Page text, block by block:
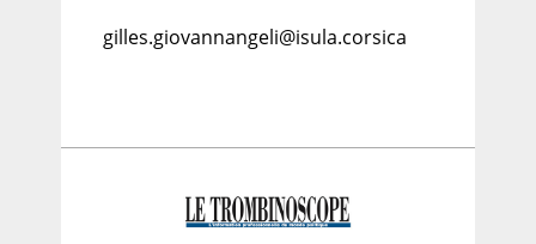
gilles.giovannangeli@isula.corsica